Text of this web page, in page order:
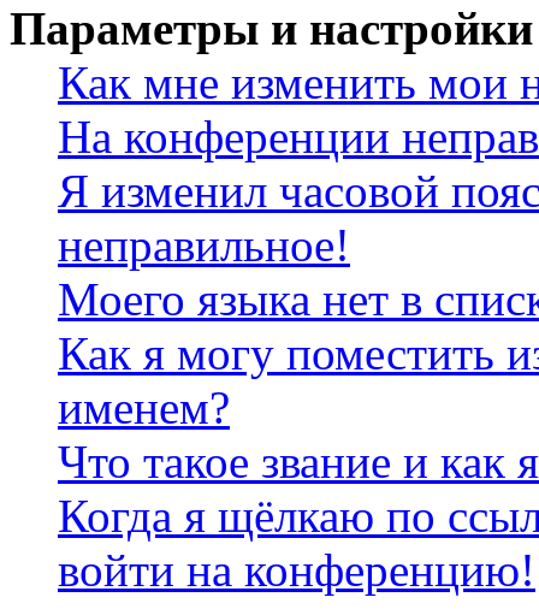
Параметры и настройки
Как мне изменить мои
На конференции
Я изменил часовой
неправильное!
Моего языка нет в
Как я могу поместить
именем?
Что такое звание и как
Когда я щёлкаю по
войти на конференцию!